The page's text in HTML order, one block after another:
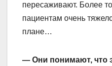
пересаживают. Более
пациентам очень
плане…
— Они понимают, что